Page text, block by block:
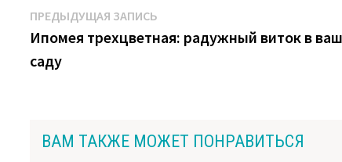
Навигация
по
записям
ПРЕДЫДУЩАЯ ЗАПИСЬ
запись:
Ипомея трехцветная: радужный виток в
саду
ВАМ ТАКЖЕ МОЖЕТ ПОНРАВИТЬСЯ